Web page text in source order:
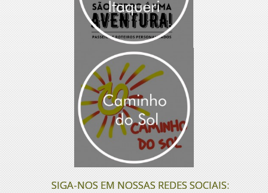
SIGA-NOS EM NOSSAS REDES SOCIAIS: